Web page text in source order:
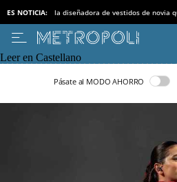
ES NOTICIA: la diseñadora de vestidos de novia
Leer en Castellano
Pásate al MODO AHORRO